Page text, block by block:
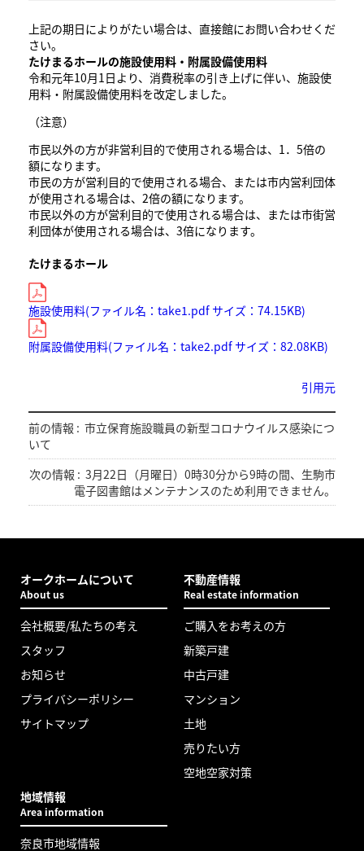
上記の期日によりがたい場合は、直接館にお問い合わせくだ
さい。
たけまるホールの施設使用料・附属設備使用料
令和元年10月1日より、消費税率の引き上げに伴い、施設使
用料・附属設備使用料を改定しました。
（注意）
市民以外の方が非営利目的で使用される場合は、1．5倍の
額になります。
市民の方が営利目的で使用される場合、または市内営利団体
が使用される場合は、2倍の額になります。
市民以外の方が営利目的で使用される場合は、または市街営
利団体が使用される場合は、3倍になります。
たけまるホール
施設使用料(ファイル名：take1.pdf サイズ：74.15KB)
附属設備使用料(ファイル名：take2.pdf サイズ：82.08KB)
引用元
前の情報 : 市立保育施設職員の新型コロナウイルス感染につ
いて
次の情報 : 3月22日（月曜日）0時30分から9時の間、生駒市
電子図書館はメンテナンスのため利用できません。
オークホームについて
About us
会社概要/私たちの考え
スタッフ
お知らせ
プライバシーポリシー
サイトマップ
不動産情報
Real estate information
ご購入をお考えの方
新築戸建
中古戸建
マンション
土地
売りたい方
空地空家対策
地域情報
Area information
奈良市地域情報